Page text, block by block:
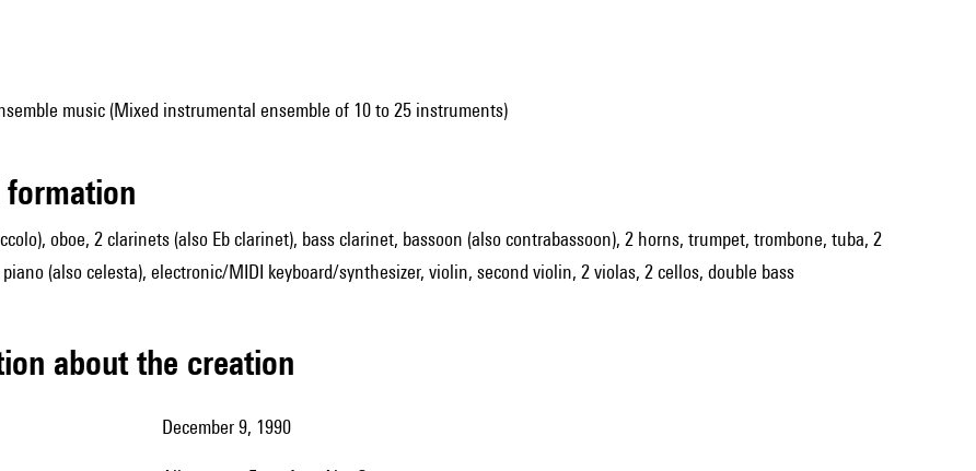
music (Mixed instrumental ensemble of 10 to 25 instruments)
formation
oboe, 2 clarinets (also Eb clarinet), bass clarinet, bassoon (also contrabassoon), 2 horns, trumpet, trombone, tuba, 2
(also celesta), electronic/MIDI keyboard/synthesizer, violin, second violin, 2 violas, 2 cellos, double bass
about the creation
December 9, 1990